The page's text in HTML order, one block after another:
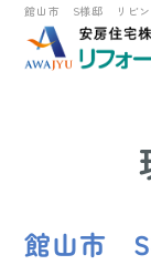
館山市 S様邸 リビン
館山市